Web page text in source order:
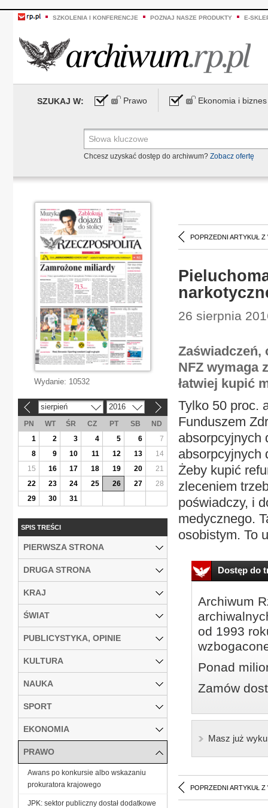
SZKOLENIA I KONFERENCJE POZNAJ NASZE PRODUKTY E-
SZUKAJ W: Prawo Ekonomia i biznes
Chcesz uzyskać dostęp do archiwum? Zobacz ofertę
POPRZEDNI ARTYKUŁ Z
26 sierpnia
Zaświadczeń,
NFZ wymaga
łatwiej kupić
Tylko 50 proc.
Funduszem
absorpcyjnych
absorpcyjnych
Żeby kupić
zleceniem
poświadczy, i
medycznego.
osobistym. To
Dostęp do
Archiwum
od 1993
Ponad
Zamów
Masz już
POPRZEDNI ARTYKUŁ Z
Wydanie: 10532
sierpień 2016
PN WT ŚR CZ PT SB
ND
1
2 3 4 5 6
7
8
9 10 11 12 13
14
15
16 17 18 19 20
21
22
23 24 25 26 27
28
29
30 31
SPIS TREŚCI
PIERWSZA STRONA
DRUGA STRONA
KRAJ
ŚWIAT
PUBLICYSTYKA, OPINIE
KULTURA
NAUKA
SPORT
EKONOMIA
PRAWO
Awans po konkursie albo wskazaniu
prokuratora krajowego
JPK: sektor publiczny dostał dodatkowe